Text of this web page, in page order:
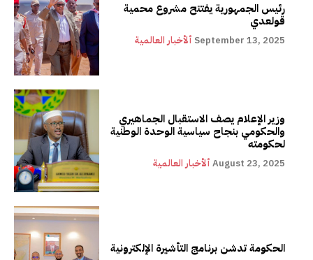
رئيس الجمهورية يفتتح مشروع محمية
قولعدي
ألأخبار العالمية September 13, 2025
وزير الإعلام يصف الاستقبال الجماهيري
والحكومي بنجاح سياسية الوحدة الوطنية
لحكومته
ألأخبار العالمية August 23, 2025
الحكومة تدشن برنامج التأشيرة الإلكترونية